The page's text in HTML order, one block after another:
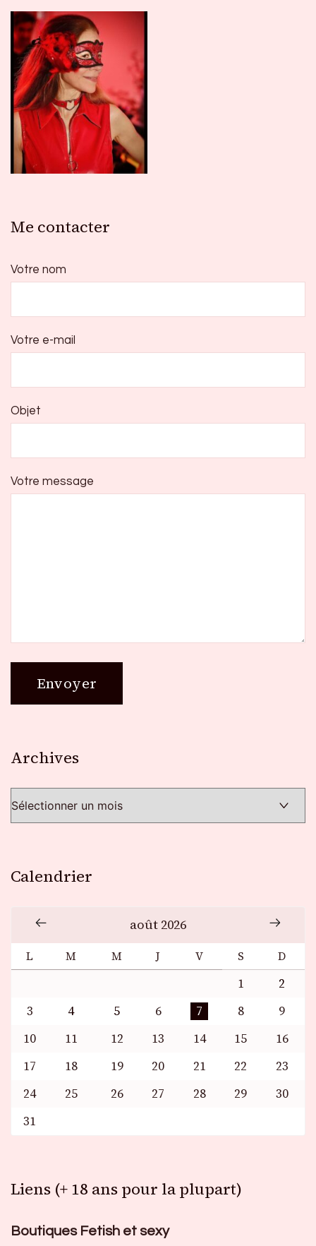
Me contacter
Votre nom
Votre e-mail
Objet
Votre message
Archives
Calendrier
août 2026
L M M J V S D
1
2
3
4 5 6 7 8
9
10
11 12 13 14 15
16
17
18 19 20 21 22
23
24
25 26 27 28 29
30
31
Liens (+ 18 ans pour la plupart)
Boutiques Fetish et sexy